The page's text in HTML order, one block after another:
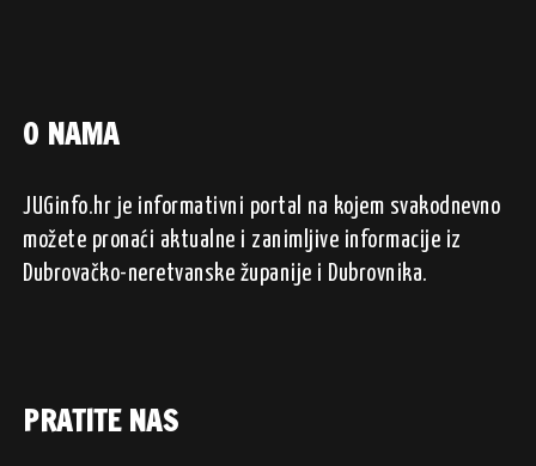
O NAMA
JUGinfo.hr je informativni portal na kojem svakodnevno
možete pronaći aktualne i zanimljive informacije iz
Dubrovačko-neretvanske županije i Dubrovnika.
PRATITE NAS